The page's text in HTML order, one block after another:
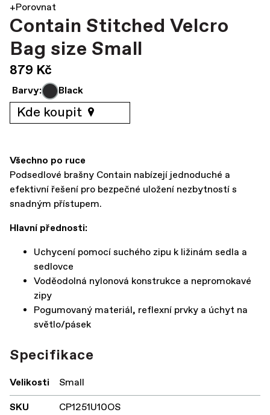
+Porovnat
Contain Stitched Velcro
Bag size Small
879 Kč
Barvy: Black
Kde koupit
Všechno po ruce
Podsedlové brašny Contain nabízejí jednoduché a
efektivní řešení pro bezpečné uložení nezbytností s
snadným přístupem.
Hlavní přednosti:
Uchycení pomocí suchého zipu k ližinám sedla a
sedlovce
Voděodolná nylonová konstrukce a nepromokavé
zipy
Pogumovaný materiál, reflexní prvky a úchyt na
světlo/pásek
Specifikace
Velikosti
Small
SKU
CP1251U10OS